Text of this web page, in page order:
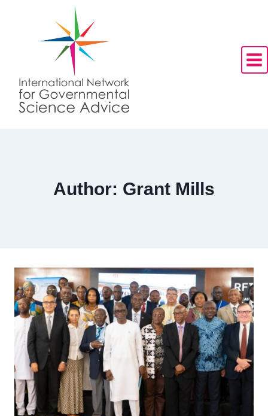
Author: Grant Mills